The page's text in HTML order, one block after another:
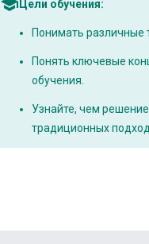
Цели обучения:
Понимать различные
Понять ключевые
обучения.
Узнайте, чем
традиционных